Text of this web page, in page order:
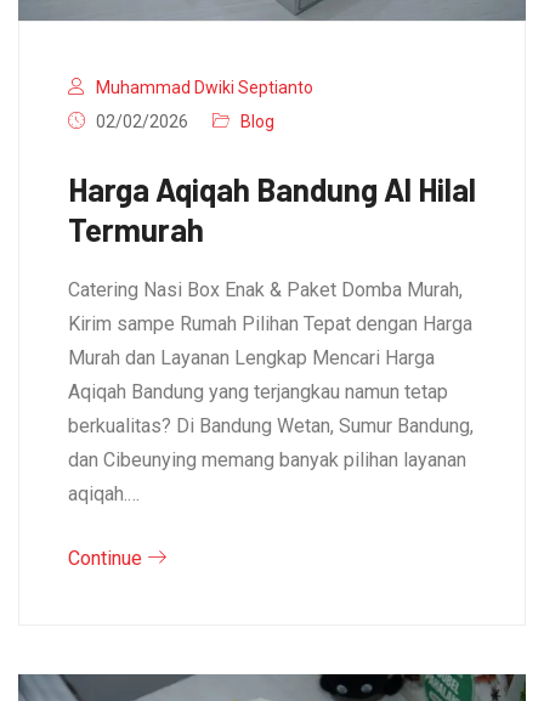
Muhammad Dwiki Septianto
02/02/2026
Blog
Harga Aqiqah Bandung Al Hilal
Termurah
Catering Nasi Box Enak & Paket Domba Murah,
Kirim sampe Rumah Pilihan Tepat dengan Harga
Murah dan Layanan Lengkap Mencari Harga
Aqiqah Bandung yang terjangkau namun tetap
berkualitas? Di Bandung Wetan, Sumur Bandung,
dan Cibeunying memang banyak pilihan layanan
aqiqah.…
Continue